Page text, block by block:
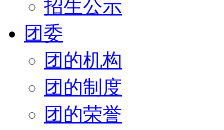
招生公示
团委
团的机构
团的制度
团的荣誉